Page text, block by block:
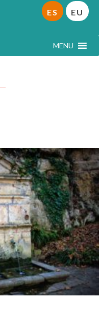
MENU
ES EU